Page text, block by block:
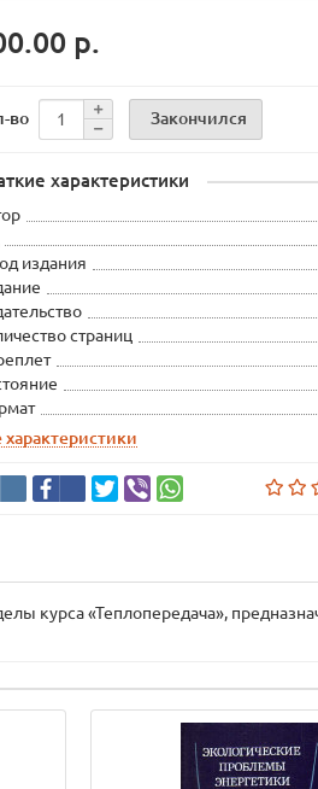
р.
во Закончился
характеристики
издания
страниц
характеристики
курса «Теплопередача»,